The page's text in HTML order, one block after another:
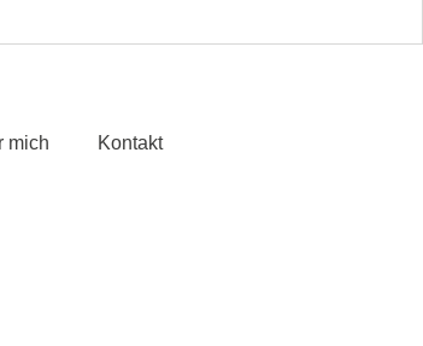
mich Kontakt